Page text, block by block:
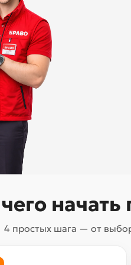
4 простых шага — от